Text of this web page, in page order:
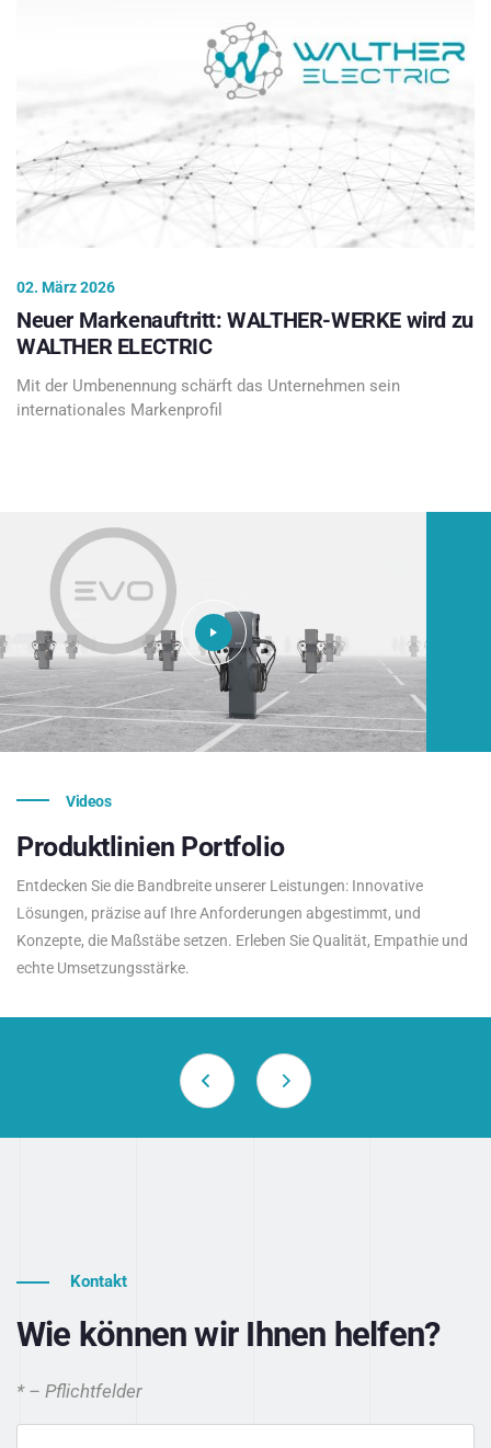
02. März 2026
Neuer Markenauftritt: WALTHER-WERKE wird zu
WALTHER ELECTRIC
Mit der Umbenennung schärft das Unternehmen sein
internationales Markenprofil
Videos
Produktlinien Portfolio
Entdecken Sie die Bandbreite unserer Leistungen: Innovative
Lösungen, präzise auf Ihre Anforderungen abgestimmt, und
Konzepte, die Maßstäbe setzen. Erleben Sie Qualität, Empathie und
echte Umsetzungsstärke.
Kontakt
Wie können wir Ihnen helfen?
* – Pflichtfelder